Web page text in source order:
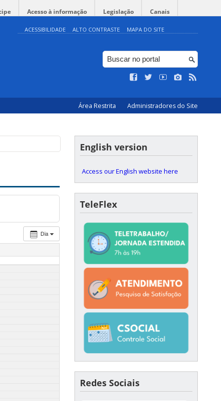
Acesso à informação Legislação Canais
ACESSIBILIDADE ALTO CONTRASTE MAPA DO SITE
Área Restrita Administradores do Site
Dia
English version
Access our English website here
TeleFlex
Redes Sociais